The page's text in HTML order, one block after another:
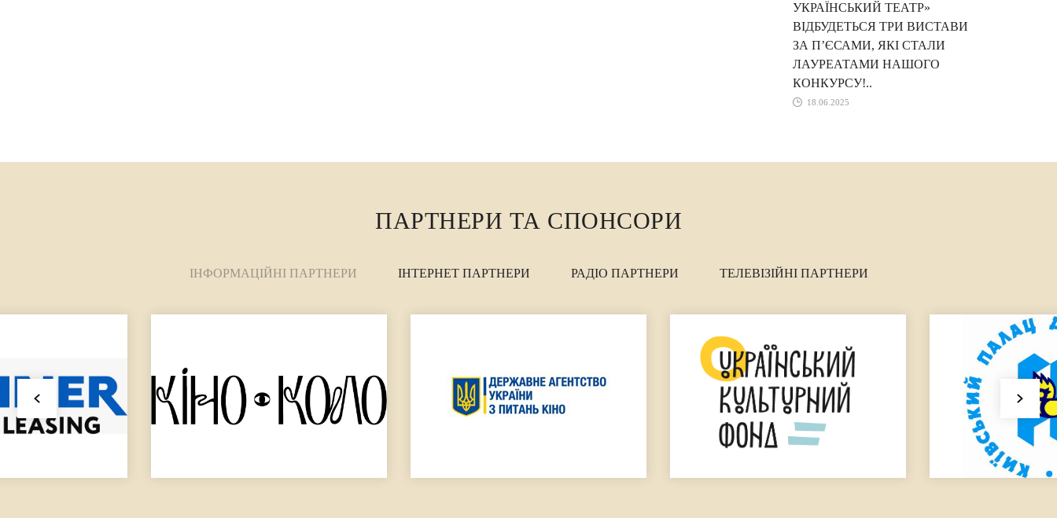
УКРАЇНСЬКИЙ ТЕАТР»
ВІДБУДЕТЬСЯ ТРИ ВИСТАВИ
ЗА П’ЄСАМИ, ЯКІ СТАЛИ
ЛАУРЕАТАМИ НАШОГО
КОНКУРСУ!..
18.06.2025
ПАРТНЕРИ ТА СПОНСОРИ
ІНФОРМАЦІЙНІ ПАРТНЕРИ ІНТЕРНЕТ ПАРТНЕРИ РАДІО ПАРТНЕРИ ТЕЛЕВІЗІЙНІ ПАРТНЕРИ